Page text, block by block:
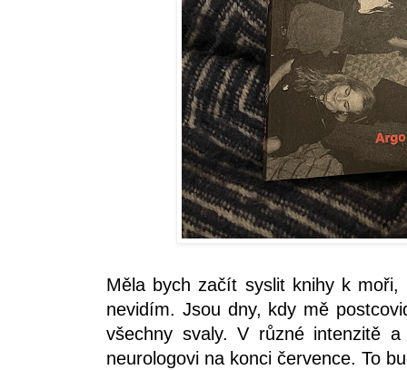
Měla bych začít syslit knihy k
nevidím. Jsou dny, kdy mě
všechny svaly. V různé intenzitě
neurologovi na konci července. To